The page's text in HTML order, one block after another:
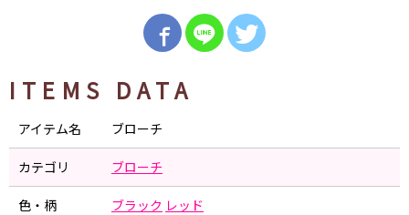
ITEMS DATA
アイテム名 ブローチ
カテゴリ ブローチ
色・柄 ブラック レッド